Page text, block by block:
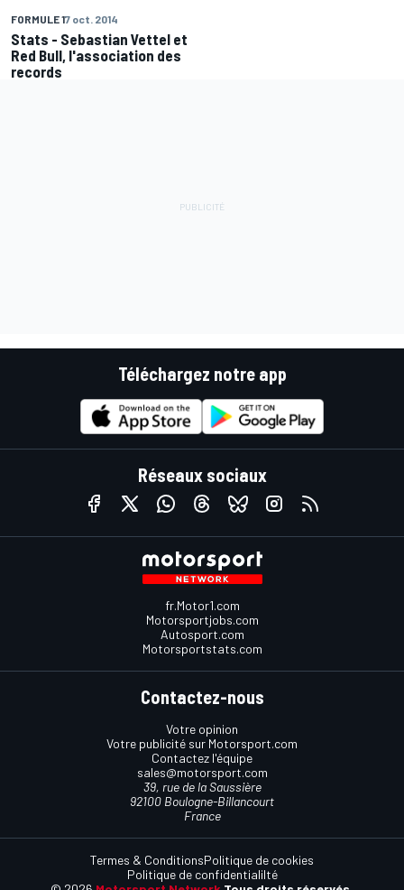
FORMULE 17 oct. 2014
Stats - Sebastian Vettel et
Red Bull, l'association des
records
Téléchargez notre app
Réseaux sociaux
fr.Motor1.com
Motorsportjobs.com
Autosport.com
Motorsportstats.com
Contactez-nous
Votre opinion
Votre publicité sur Motorsport.com
Contactez l'équipe
sales@motorsport.com
39, rue de la Saussière
92100 Boulogne-Billancourt
France
Termes & ConditionsPolitique de cookies
Politique de confidentialilté